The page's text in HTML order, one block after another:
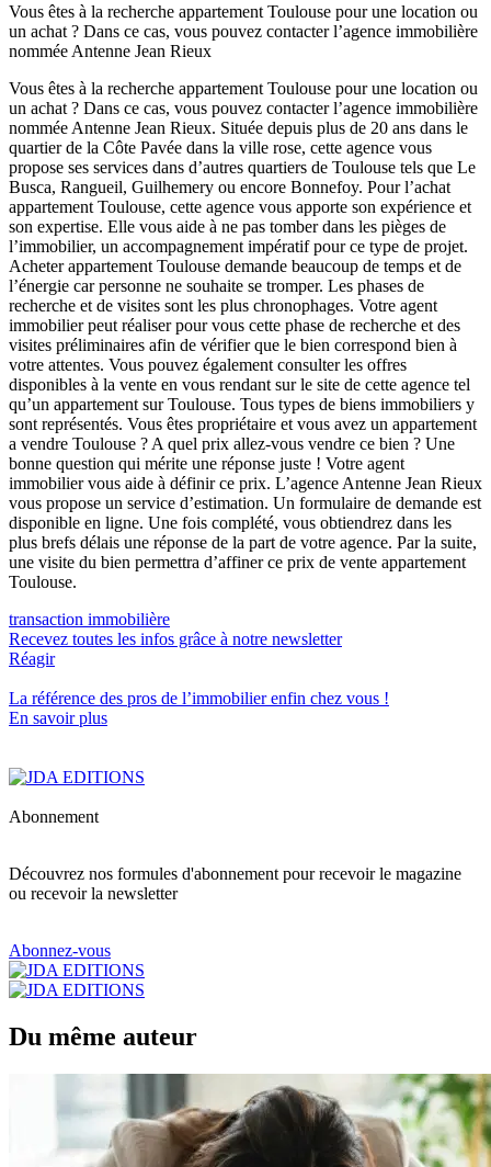
Vous êtes à la recherche appartement Toulouse pour une location ou
un achat ? Dans ce cas, vous pouvez contacter l’agence immobilière
nommée Antenne Jean Rieux
Vous êtes à la recherche appartement Toulouse pour une location ou
un achat ? Dans ce cas, vous pouvez contacter l’agence immobilière
nommée Antenne Jean Rieux. Située depuis plus de 20 ans dans le
quartier de la Côte Pavée dans la ville rose, cette agence vous
propose ses services dans d’autres quartiers de Toulouse tels que Le
Busca, Rangueil, Guilhemery ou encore Bonnefoy. Pour l’achat
appartement Toulouse, cette agence vous apporte son expérience et
son expertise. Elle vous aide à ne pas tomber dans les pièges de
l’immobilier, un accompagnement impératif pour ce type de projet.
Acheter appartement Toulouse demande beaucoup de temps et de
l’énergie car personne ne souhaite se tromper. Les phases de
recherche et de visites sont les plus chronophages. Votre agent
immobilier peut réaliser pour vous cette phase de recherche et des
visites préliminaires afin de vérifier que le bien correspond bien à
votre attentes. Vous pouvez également consulter les offres
disponibles à la vente en vous rendant sur le site de cette agence tel
qu’un appartement sur Toulouse. Tous types de biens immobiliers y
sont représentés. Vous êtes propriétaire et vous avez un appartement
a vendre Toulouse ? A quel prix allez-vous vendre ce bien ? Une
bonne question qui mérite une réponse juste ! Votre agent
immobilier vous aide à définir ce prix. L’agence Antenne Jean Rieux
vous propose un service d’estimation. Un formulaire de demande est
disponible en ligne. Une fois complété, vous obtiendrez dans les
plus brefs délais une réponse de la part de votre agence. Par la suite,
une visite du bien permettra d’affiner ce prix de vente appartement
Toulouse.
transaction immobilière
Recevez toutes les infos grâce à notre newsletter
Réagir
La référence des pros de l’immobilierenfin chez vous !
En savoir plus
Abonnement
Découvrez nos formules d'abonnement pour recevoir le magazine
ou recevoir la newsletter
Abonnez-vous
Du même auteur